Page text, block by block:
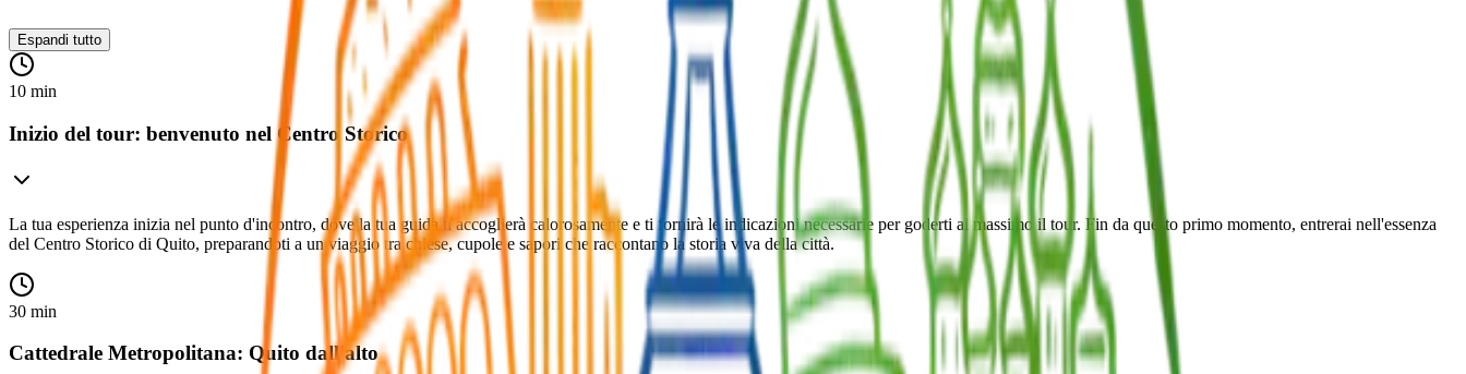
Espandi tutto
10 min
Inizio del tour: benvenuto nel Centro Storico
La tua esperienza inizia nel punto d'incontro, dove la tua guida ti accoglierà calorosamente e ti fornirà le indicazioni necessarie per goderti al massimo il tour. Fin da questo primo momento, entrerai nell'essenza
del Centro Storico di Quito, preparandoti a un viaggio tra chiese, cupole e sapori che raccontano la storia viva della città.
30 min
Cattedrale Metropolitana: Quito dall'alto